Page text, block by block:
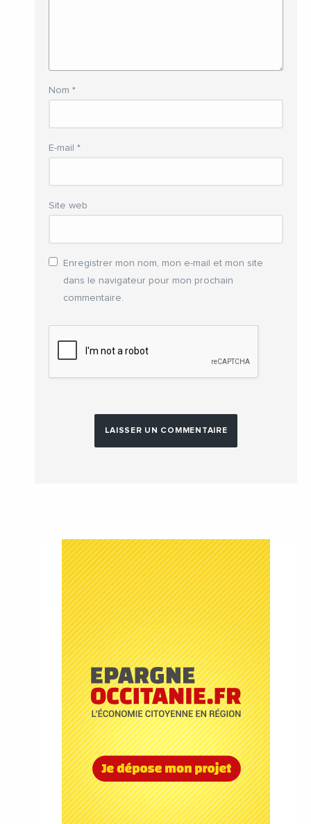
Nom *
E-mail *
Site web
Enregistrer mon nom, mon e-mail et mon site
dans le navigateur pour mon prochain
commentaire.